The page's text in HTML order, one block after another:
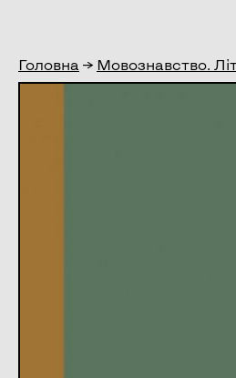
Головна → Мовознавство.